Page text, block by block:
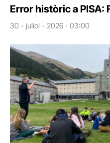
Error històric a PISA:
30 - juliol - 2026 · 03:00